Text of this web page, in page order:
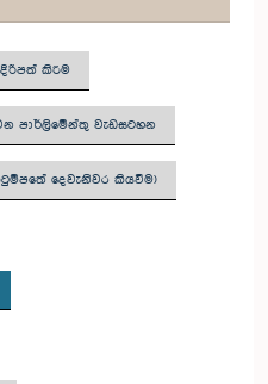
කිරීම
පාර්ලිමේන්තු වැඩසටහන
දෙවැනිවර කියවීම)